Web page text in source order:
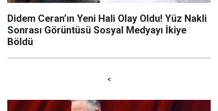
Didem Ceran’ın Yeni Hali Olay Oldu! Yüz Nakli
Sonrası Görüntüsü Sosyal Medyayı İkiye
Böldü
<